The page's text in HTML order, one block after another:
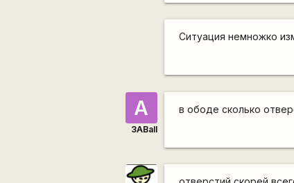
Ситуация немножко
A
3ABall
в ободе сколько